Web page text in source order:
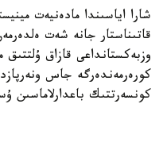
شارا اياسىندا مادەنيەت
قاتىناستار جانە شەت
وزبەكستانداعى قازاق
كورەرمەندەرگە جاس
كونسەرتتىك باعدارلاماسىن